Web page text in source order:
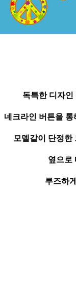
독특한 디자
네크라인 버튼을
모델같이 단정한
옆으로
루즈하